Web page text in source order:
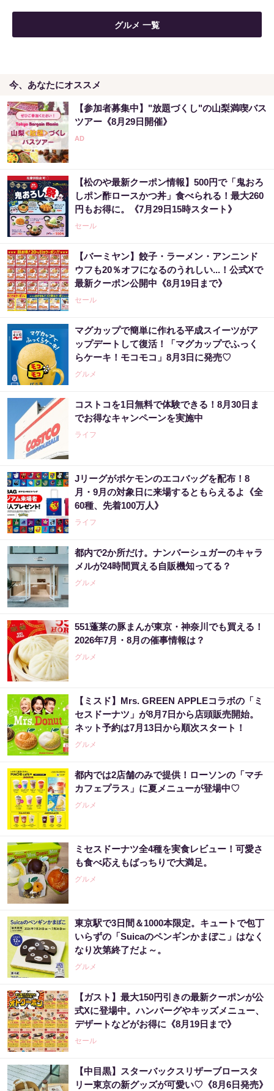
【高額当選】簡単に宝くじを当てた女性が暴
露した占い
宝くじ当たる人だけがやっていること、教え
ます
PR（合同会社デジタルファーム ）
PR（合同会社デジタルファーム ）
グルメ 一覧
今、あなたにオススメ
【参加者募集中】"放題づくし"の山梨満喫バス
ツアー《8月29日開催》
【松のや最新クーポン情報】500円で「鬼おろ
しポン酢ロースかつ丼」食べられる！最大260
円もお得に。《7月29日15時スタート》
セール
【バーミヤン】餃子・ラーメン・アンニンド
ウフも20％オフになるのうれしい...！公式Xで
最新クーポン公開中《8月19日まで》
セール
マグカップで簡単に作れる平成スイーツがア
ップデートして復活！「マグカップでふっく
らケーキ！モコモコ」8月3日に発売♡
グルメ
コストコを1日無料で体験できる！8月30日ま
でお得なキャンペーンを実施中
ライフ
Jリーグがポケモンのエコバッグを配布！8
月・9月の対象日に来場するともらえるよ《全
60種、先着100万人》
ライフ
都内で2か所だけ。ナンバーシュガーのキャラ
メルが24時間買える自販機知ってる？
グルメ
551蓬莱の豚まんが東京・神奈川でも買える！
2026年7月・8月の催事情報は？
グルメ
【ミスド】Mrs. GREEN APPLEコラボの「ミ
セスドーナツ」が8月7日から店頭販売開始。
ネット予約は7月13日から順次スタート！
グルメ
都内では2店舗のみで提供！ローソンの「マチ
カフェプラス」に夏メニューが登場中♡
グルメ
ミセスドーナツ全4種を実食レビュー！可愛さ
も食べ応えもばっちりで大満足。
グルメ
東京駅で3日間＆1000本限定。キュートで包丁
いらずの「Suicaのペンギンかまぼこ」はなく
なり次第終了だよ～。
グルメ
【ガスト】最大150円引きの最新クーポンが公
式Xに登場中。ハンバーグやキッズメニュー、
デザートなどがお得に《8月19日まで》
セール
【中目黒】スターバックスリザーブロースタ
リー東京の新グッズが可愛い♡《8月6日発売》